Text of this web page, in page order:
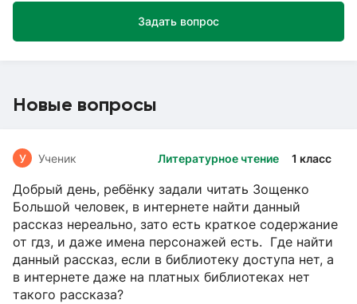
Задать вопрос
Новые вопросы
Литературное чтение 1 класс
У Ученик
Добрый день, ребёнку задали читать Зощенко
Большой человек, в интернете найти данный
рассказ нереально, зато есть краткое содержание
от гдз, и даже имена персонажей есть. Где найти
данный рассказ, если в библиотеку доступа нет, а
в интернете даже на платных библиотеках нет
такого рассказа?